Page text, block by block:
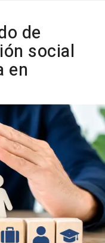
de
social
en